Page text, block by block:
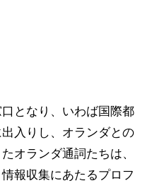
となり、いわば国際都
入りし、オランダとの
オランダ通詞たちは、
報収集にあたるプロフ